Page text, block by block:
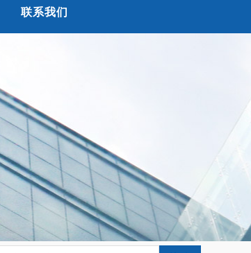
联系我们